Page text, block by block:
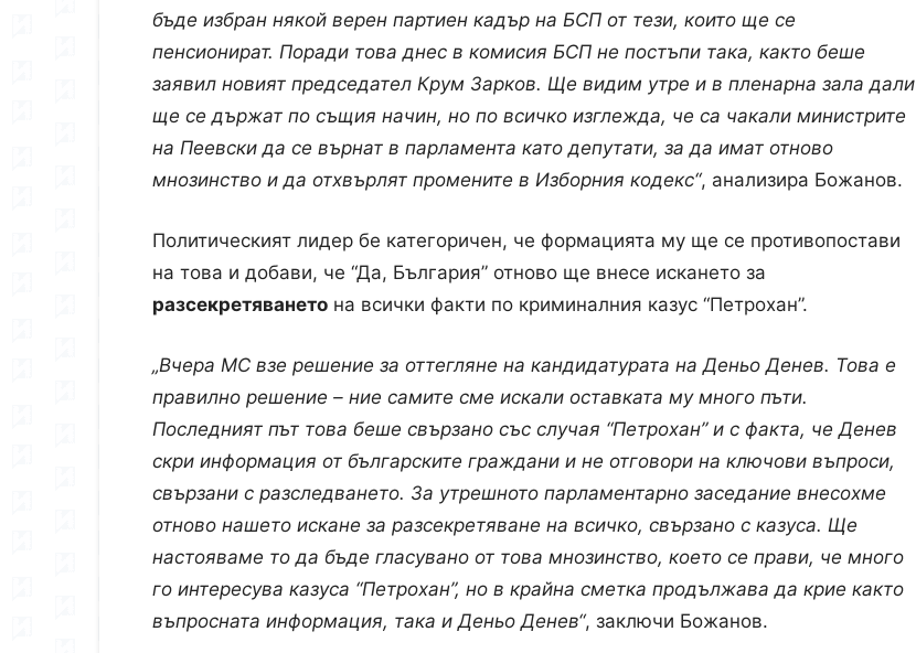
бъде избран някой верен партиен кадър на БСП от тези, които ще се
пенсионират. Поради това днес в комисия БСП не постъпи така, както беше
заявил новият председател Крум Зарков. Ще видим утре и в пленарна зала дали
ще се държат по същия начин, но по всичко изглежда, че са чакали министрите
на Пеевски да се върнат в парламента като депутати, за да имат отново
мнозинство и да отхвърлят промените в Изборния кодекс“, анализира Божанов.
Политическият лидер бе категоричен, че формацията му ще се противопостави
на това и добави, че “Да, България” отново ще внесе искането за
разсекретяването на всички факти по криминалния казус “Петрохан”.
„Вчера МС взе решение за оттегляне на кандидатурата на Деньо Денев. Това е
правилно решение – ние самите сме искали оставката му много пъти.
Последният път това беше свързано със случая “Петрохан” и с факта, че Денев
скри информация от българските граждани и не отговори на ключови въпроси,
свързани с разследването. За утрешното парламентарно заседание внесохме
отново нашето искане за разсекретяване на всичко, свързано с казуса. Ще
настояваме то да бъде гласувано от това мнозинство, което се прави, че много
го интересува казуса “Петрохан”, но в крайна сметка продължава да крие както
въпросната информация, така и Деньо Денев“, заключи Божанов.